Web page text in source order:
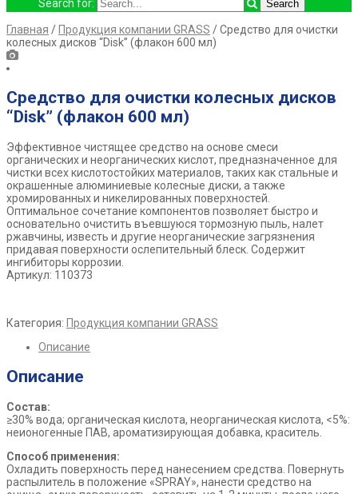
Search for:
Главная / Продукция компании GRASS / Средство для очистки
колесных дисков “Disk” (флакон 600 мл)
Средство для очистки колесных дисков
“Disk” (флакон 600 мл)
Эффективное чистящее средство на основе смеси
органических и неорганических кислот, предназначенное для
чистки всех кислотостойких материалов, таких как стальные и
окрашенные алюминиевые колесные диски, а также
хромированных и никелированных поверхностей.
Оптимальное сочетание компонентов позволяет быстро и
основательно очистить въевшуюся тормозную пыль, налет
ржавчины, известь и другие неорганические загрязнения
придавая поверхности ослепительный блеск. Содержит
ингибиторы коррозии.
Артикул: 110373
Категория: Продукция компании GRASS
Описание
Описание
Состав:
≥30% вода; органическая кислота, неорганическая кислота, <5%:
неионогенные ПАВ, ароматизирующая добавка, краситель.
Способ применения:
Охладить поверхность перед нанесением средства. Повернуть
распылитель в положение «SPRAY», нанести средство на